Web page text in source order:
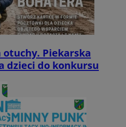
Piekarska
dzieci do konkursu